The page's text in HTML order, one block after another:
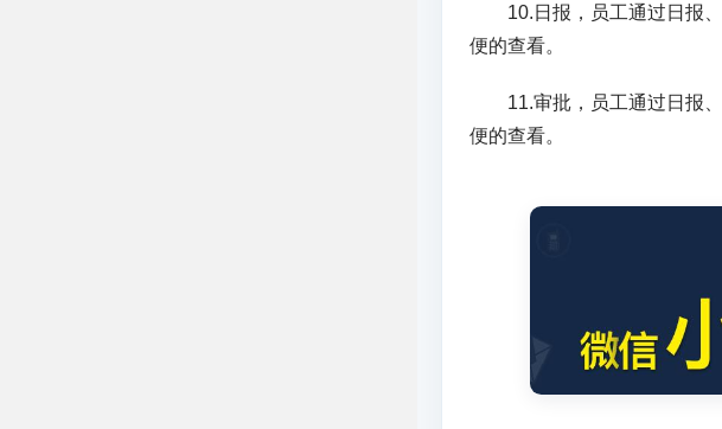
10.日报，员工通过日报、
便的查看。
11.审批，员工通过日报、
便的查看。